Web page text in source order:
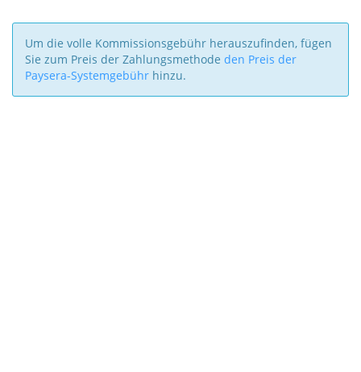
Um die volle Kommissionsgebühr herauszufinden, fügen
Sie zum Preis der Zahlungsmethode den Preis der
Paysera-Systemgebühr hinzu.